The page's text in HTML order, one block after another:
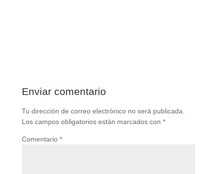
Enviar comentario
Tu dirección de correo electrónico no será publicada.
Los campos obligatorios están marcados con *
Comentario *